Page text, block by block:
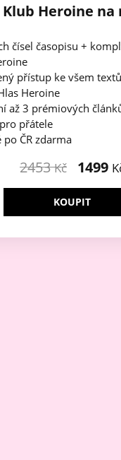
Klub Heroine na
čísel časopisu +
přístup ke všem
Heroine
až 3 prémiových
přátele
po ČR zdarma
2453Kč 1499
KOUPIT